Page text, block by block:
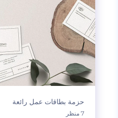
حزمة بطاقات عمل رائعة
7 منظر